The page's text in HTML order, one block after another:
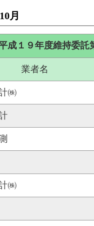
月
成１９年度維持委
業者名
㈱
㈱